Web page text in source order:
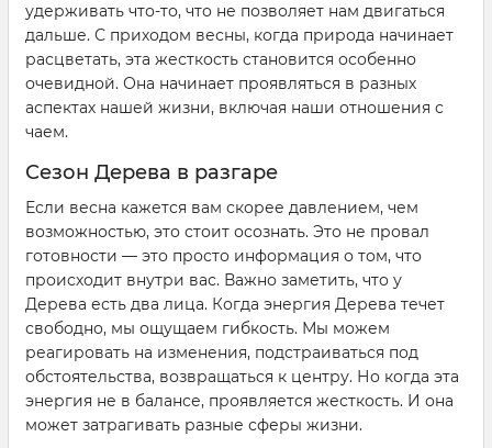
удерживать что-то, что не позволяет нам двигаться
дальше. С приходом весны, когда природа начинает
расцветать, эта жесткость становится особенно
очевидной. Она начинает проявляться в разных
аспектах нашей жизни, включая наши отношения с
чаем.
Сезон Дерева в разгаре
Если весна кажется вам скорее давлением, чем
возможностью, это стоит осознать. Это не провал
готовности — это просто информация о том, что
происходит внутри вас. Важно заметить, что у
Дерева есть два лица. Когда энергия Дерева течет
свободно, мы ощущаем гибкость. Мы можем
реагировать на изменения, подстраиваться под
обстоятельства, возвращаться к центру. Но когда эта
энергия не в балансе, проявляется жесткость. И она
может затрагивать разные сферы жизни.